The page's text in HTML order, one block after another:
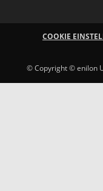
COOKIE
© Copyright © enilon